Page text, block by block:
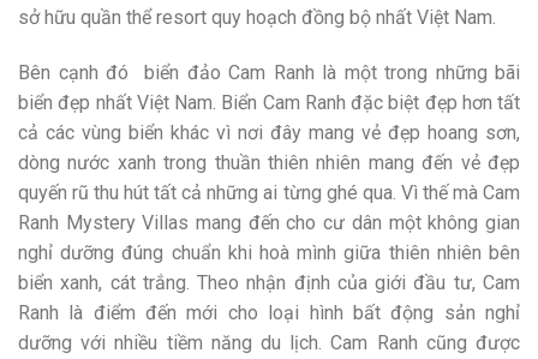
sở hữu quần thể resort quy hoạch đồng bộ nhất Việt Nam.
Bên cạnh đó biển đảo Cam Ranh là một trong những bãi
biển đẹp nhất Việt Nam. Biển Cam Ranh đặc biệt đẹp hơn tất
cả các vùng biển khác vì nơi đây mang vẻ đẹp hoang sơn,
dòng nước xanh trong thuần thiên nhiên mang đến vẻ đẹp
quyến rũ thu hút tất cả những ai từng ghé qua. Vì thế mà Cam
Ranh Mystery Villas mang đến cho cư dân một không gian
nghỉ dưỡng đúng chuẩn khi hoà mình giữa thiên nhiên bên
biển xanh, cát trắng. Theo nhận định của giới đầu tư, Cam
Ranh là điểm đến mới cho loại hình bất động sản nghỉ
dưỡng với nhiều tiềm năng du lịch. Cam Ranh cũng được